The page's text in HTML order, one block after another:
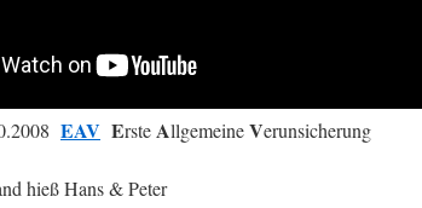
EAV ErsteAllgemeineVerunsicherung
hieß Hans & Peter